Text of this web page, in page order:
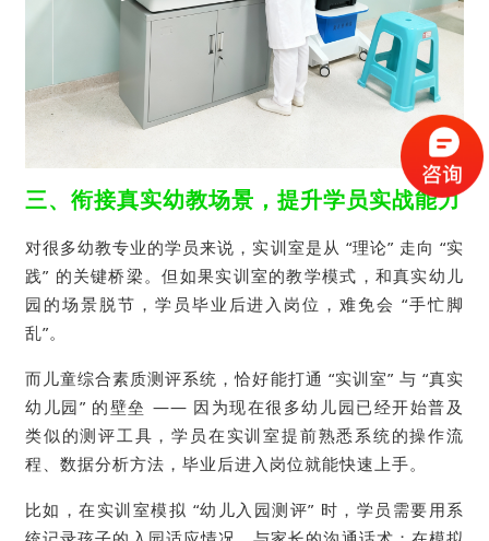
三、衔接真实幼教场景，提升学员实战能力
对很多幼教专业的学员来说，实训室是从 “理论” 走向 “实
践” 的关键桥梁。但如果实训室的教学模式，和真实幼儿
园的场景脱节，学员毕业后进入岗位，难免会 “手忙脚
乱”。
而儿童综合素质测评系统，恰好能打通 “实训室” 与 “真实
幼儿园” 的壁垒 —— 因为现在很多幼儿园已经开始普及
类似的测评工具，学员在实训室提前熟悉系统的操作流
程、数据分析方法，毕业后进入岗位就能快速上手。
比如，在实训室模拟 “幼儿入园测评” 时，学员需要用系